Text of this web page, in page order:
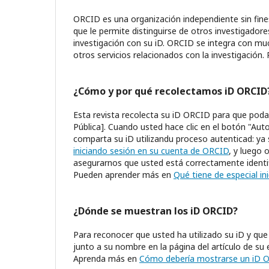
ORCID es una organización independiente sin
que le permite distinguirse de otros
investigación con su iD. ORCID se integra con
otros servicios relacionados con la investigación.
¿Cómo y por qué recolectamos iD
Esta revista recolecta su iD ORCID para que
Pública]. Cuando usted hace clic en el botón
comparta su iD utilizandu proceso autenticad: ya
iniciando sesión en su cuenta de ORCID, y luego
asegurarnos que usted está correctamente
Pueden aprender más en Qué tiene de especial
¿Dónde se muestran los iD ORCID?
Para reconocer que usted ha utilizado su iD y
junto a su nombre en la página del artículo de su
Aprenda más en Cómo debería mostrarse un iD